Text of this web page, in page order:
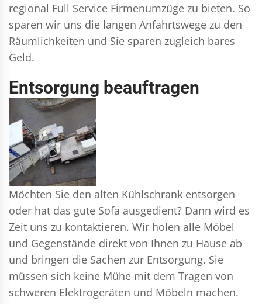
regional Full Service Firmenumzüge zu bieten. So
sparen wir uns die langen Anfahrtswege zu den
Räumlichkeiten und Sie sparen zugleich bares
Geld.
Entsorgung beauftragen
Möchten Sie den alten Kühlschrank entsorgen
oder hat das gute Sofa ausgedient? Dann wird es
Zeit uns zu kontaktieren. Wir holen alle Möbel
und Gegenstände direkt von Ihnen zu Hause ab
und bringen die Sachen zur Entsorgung. Sie
müssen sich keine Mühe mit dem Tragen von
schweren Elektrogeräten und Möbeln machen.